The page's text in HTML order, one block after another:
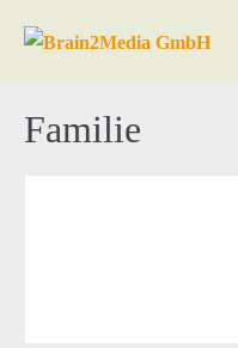
Familie